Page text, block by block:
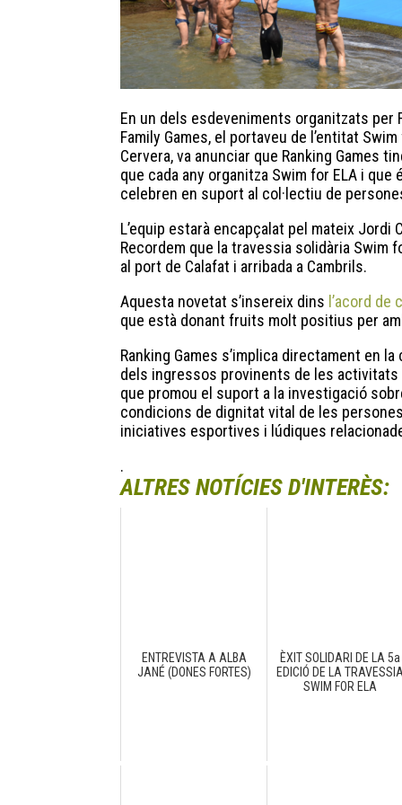
En un dels esdeveniments organitzats per
Family Games, el portaveu de l’entitat
Cervera, va anunciar que Ranking Games
que cada any organitza Swim for ELA i
celebren en suport al col·lectiu de
L’equip estarà encapçalat pel mateix
Recordem que la travessia solidària Swim
al port de Calafat i arribada a Cambrils.
Aquesta novetat s’insereix dins l’acord de
que està donant fruits molt positius per
Ranking Games s’implica directament en
dels ingressos provinents de les
que promou el suport a la investigació
condicions de dignitat vital de les
iniciatives esportives i lúdiques
.
ALTRES NOTÍCIES D'INTERÈS:
ENTREVISTA A ALBA
JANÉ (DONES FORTES)
ÈXIT SOLIDARI DE LA 5a
EDICIÓ DE LA TRAVESSIA
SWIM FOR ELA